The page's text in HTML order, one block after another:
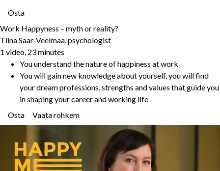
Osta
Work Happyness – myth or reality?
Tiina Saar-Veelmaa, psychologist
1 video, 23 minutes
You understand the nature of happiness at work
You will gain new knowledge about yourself, you will find
your dream professions, strengths and values that guide you
in shaping your career and working life
Osta
Vaata rohkem